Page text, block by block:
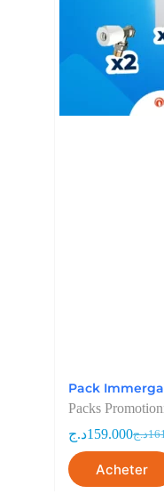
Pack
Packs
د.ج159.000د.ج
Acheter